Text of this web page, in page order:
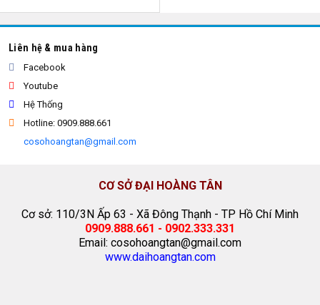
Liên hệ & mua hàng
Facebook
Youtube
Hệ Thống
Hotline: 0909.888.661
cosohoangtan@gmail.com
CƠ SỞ ĐẠI HOÀNG TÂN
Cơ sở: 110/3N Ấp 63 - Xã Đông Thạnh - TP Hồ Chí Minh
0909.888.661 - 0902.333.331
Email: cosohoangtan@gmail.com
www.daihoangtan.com